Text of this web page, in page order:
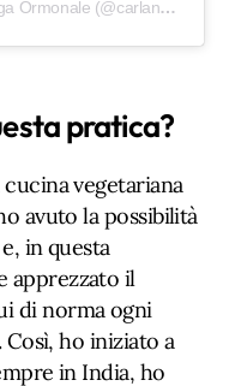
A post shared by Carla Nataloni ~ Yoga Ormonale (@carlanataloniyoga)
pratica?
vegetariana
avuto la possibilità
in questa
apprezzato il
di norma ogni
ho iniziato a
in India, ho